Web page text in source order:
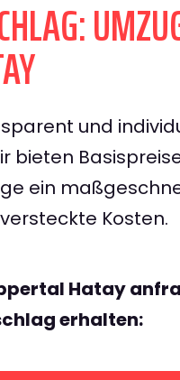
und
bieten
ein
Kosten.
Hatay
erhalten: